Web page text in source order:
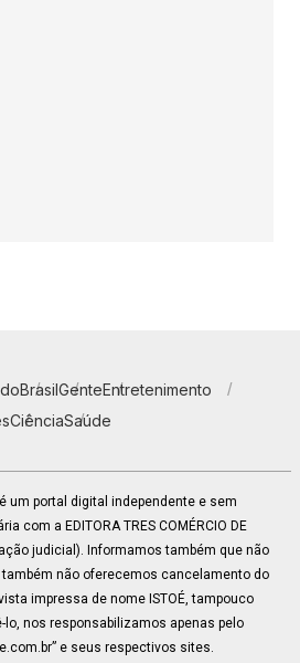
BrasilGenteEntretenimento
CiênciaSaúde
é um portal digital independente e sem
com a EDITORA TRES COMÉRCIO DE
judicial). Informamos também que não
não oferecemos cancelamento do
impressa de nome ISTOÉ, tampouco
nos responsabilizamos apenas pelo
e seus respectivos sites.